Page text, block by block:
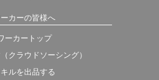
カーの皆様へ
ーカートップ
クラウドソーシング）
ルを出品する